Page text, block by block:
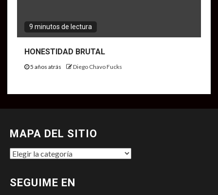
9 minutos de lectura
HONESTIDAD BRUTAL
5 años atrás Diego Chavo Fucks
MAPA DEL SITIO
MAPA
SITIO
SEGUIME EN